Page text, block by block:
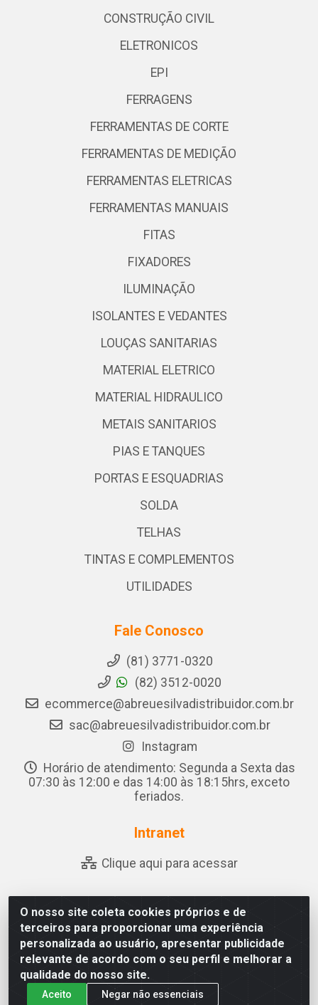
O nosso site coleta cookies próprios e de
terceiros para proporcionar uma experiência
personalizada ao usuário, apresentar publicidade
relevante de acordo com o seu perfil e melhorar a
qualidade do nosso site.
Aceito Negar não essenciais
CONSTRUÇÃO CIVIL
ELETRONICOS
EPI
FERRAGENS
FERRAMENTAS DE CORTE
FERRAMENTAS DE MEDIÇÃO
FERRAMENTAS ELETRICAS
FERRAMENTAS MANUAIS
FITAS
FIXADORES
ILUMINAÇÃO
ISOLANTES E VEDANTES
LOUÇAS SANITARIAS
MATERIAL ELETRICO
MATERIAL HIDRAULICO
METAIS SANITARIOS
PIAS E TANQUES
PORTAS E ESQUADRIAS
SOLDA
TELHAS
TINTAS E COMPLEMENTOS
UTILIDADES
Fale Conosco
(81) 3771-0320
(82) 3512-0020
ecommerce@abreuesilvadistribuidor.com.br
sac@abreuesilvadistribuidor.com.br
Instagram
Horário de atendimento: Segunda a Sexta das
07:30 às 12:00 e das 14:00 às 18:15hrs, exceto
feriados.
Intranet
Clique aqui para acessar
Abreu & Silva - Rua Padre Jose de Souza Leite, 265 - Ariado,
Olho D'Água das Flores/AL - CEP 57.442-000 - CNPJ
04.790.656/0001-06